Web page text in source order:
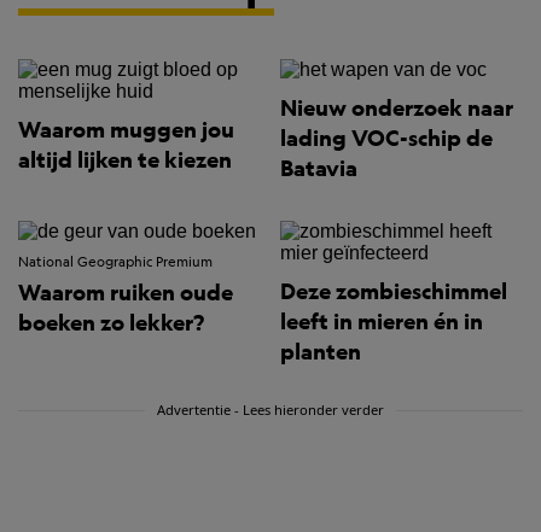
Waarom muggen jou
altijd lijken te kiezen
Nieuw onderzoek naar
lading VOC-schip de
Batavia
National Geographic Premium
Waarom ruiken oude
boeken zo lekker?
Deze zombieschimmel
leeft in mieren én in
planten
Advertentie - Lees hieronder verder